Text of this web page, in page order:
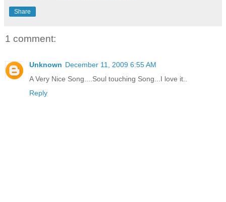
Share
1 comment:
Unknown December 11, 2009 6:55 AM
A Very Nice Song....Soul touching Song...I love it..
Reply